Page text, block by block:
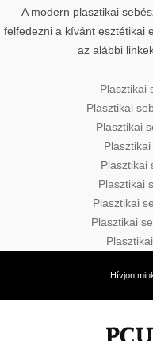
A modern plasztikai
felfedezni a kívánt esztétikai
az alábbi
Plasztikai
Plasztikai
Plasztikai
Plasztikai
Plasztikai
Plasztikai
Plasztikai
Hívjon